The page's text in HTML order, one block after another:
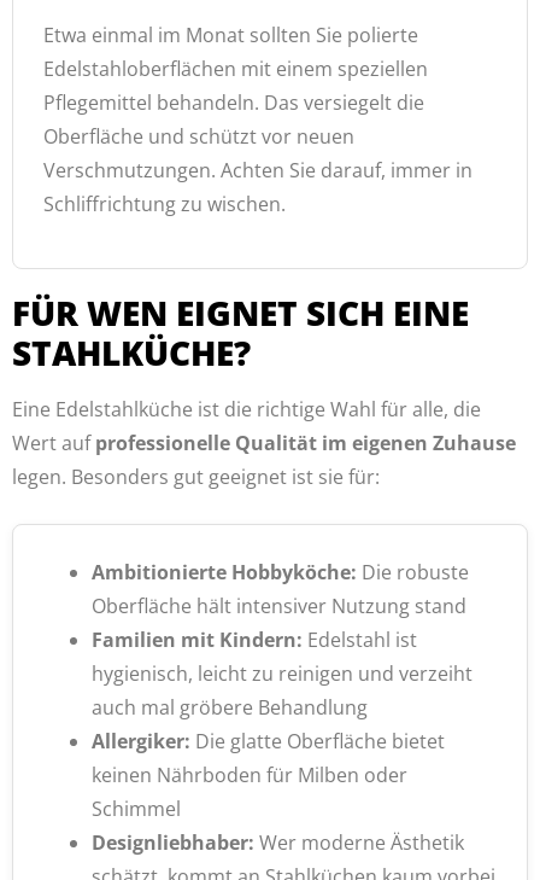
Etwa einmal im Monat sollten Sie polierte
Edelstahloberflächen mit einem speziellen
Pflegemittel behandeln. Das versiegelt die
Oberfläche und schützt vor neuen
Verschmutzungen. Achten Sie darauf, immer in
Schliffrichtung zu wischen.
FÜR WEN EIGNET SICH EINE
STAHLKÜCHE?
Eine Edelstahlküche ist die richtige Wahl für alle, die
Wert aufprofessionelle Qualität im eigenen Zuhause
legen. Besonders gut geeignet ist sie für:
Ambitionierte Hobbyköche: Die robuste
Oberfläche hält intensiver Nutzung stand
Familien mit Kindern: Edelstahl ist
hygienisch, leicht zu reinigen und verzeiht
auch mal gröbere Behandlung
Allergiker: Die glatte Oberfläche bietet
keinen Nährboden für Milben oder
Schimmel
Designliebhaber: Wer moderne Ästhetik